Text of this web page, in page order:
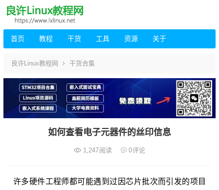
首页 教程 干货 工具 资源 关于
良许Linux教程网 干货合集
如何查看电子元器件的丝印信息
1,247阅读 0评论
许多硬件工程师都可能遇到过因芯片批次而引发的项目